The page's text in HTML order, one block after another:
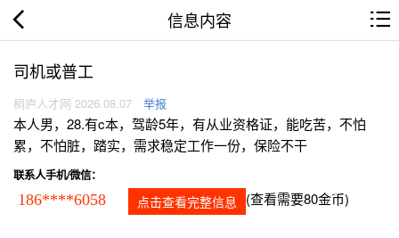
信息内容
司机或普工
桐庐人才网 2026.08.07 举报
本人男，28.有c本，驾龄5年，有从业资格证，能吃苦，不怕
累，不怕脏，踏实，需求稳定工作一份，保险不干
联系人手机/微信：
186****6058 点击查看完整信息 (查看需要80金币)